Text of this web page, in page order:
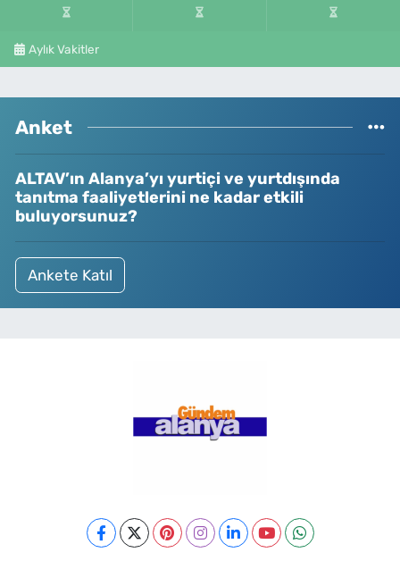
Aylık Vakitler
Anket
ALTAV’ın Alanya’yı yurtiçi ve yurtdışında
tanıtma faaliyetlerini ne kadar etkili
buluyorsunuz?
Ankete Katıl